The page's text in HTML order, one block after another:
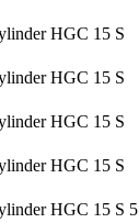
HGC 15 S
HGC 15 S
HGC 15 S
HGC 15 S
HGC 15 S 5